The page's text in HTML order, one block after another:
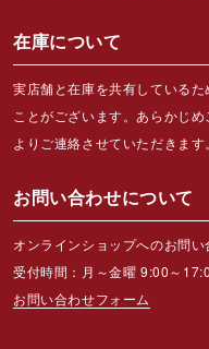
在庫について
実店舗と在庫を共有している
ことがございます。あらかじ
よりご連絡させていただきます。
お問い合わせについて
オンラインショップへのお問い
受付時間：月～金曜 9:00～
お問い合わせフォーム